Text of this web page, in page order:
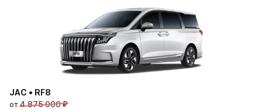
JAC • RF8
от4 875 000 ₽